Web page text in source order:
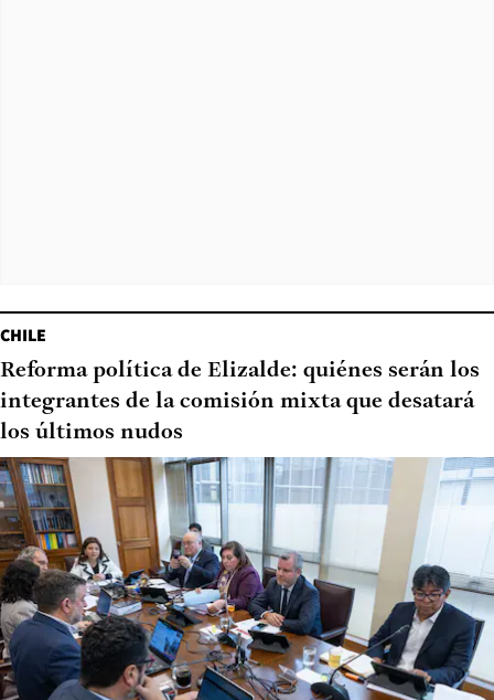
CHILE
Reforma política de Elizalde: quiénes serán los
integrantes de la comisión mixta que desatará
los últimos nudos